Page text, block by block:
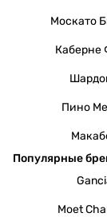
Москато
Каберне
Пино
Популярные
Moet